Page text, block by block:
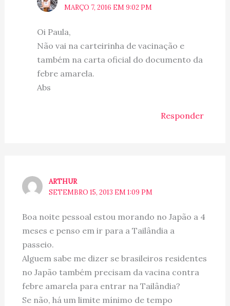
MARÇO 7, 2016 EM 9:02 PM
Oi Paula,
Não vai na carteirinha de vacinação e
também na carta oficial do documento da
febre amarela.
Abs
Responder
ARTHUR
SETEMBRO 15, 2013 EM 1:09 PM
Boa noite pessoal estou morando no Japão a 4
meses e penso em ir para a Tailândia a
passeio.
Alguem sabe me dizer se brasileiros residentes
no Japão também precisam da vacina contra
febre amarela para entrar na Tailândia?
Se não, há um limite mínimo de tempo